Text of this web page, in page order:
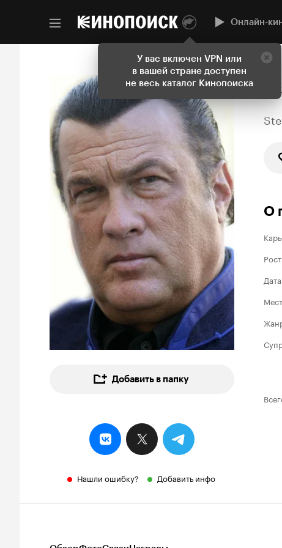
У вас включен VPN или
в вашей стране доступен
не весь каталог Кинопоиска
Онлайн-
Добавить в папку
Нашли ошибку? Добавить инфо
О
Рост